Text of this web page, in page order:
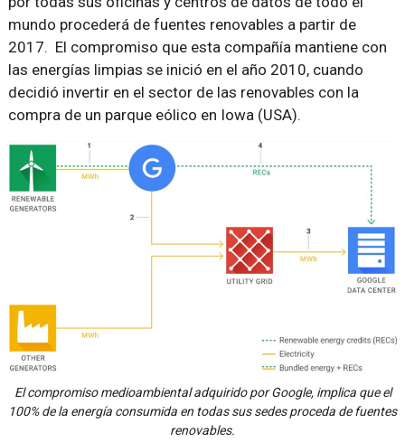
mundo procederá de fuentes renovables a partir de
2017. El compromiso que esta compañía mantiene con
las energías limpias se inició en el año 2010, cuando
decidió invertir en el sector de las renovables con la
compra de un parque eólico en Iowa (USA).
El compromiso medioambiental adquirido por Google, implica que el
100% de la energía consumida en todas sus sedes proceda de fuentes
renovables.